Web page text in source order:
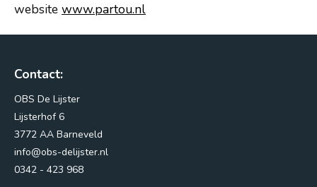
website www.partou.nl
Contact:
OBS De Lijster
Lijsterhof 6
3772 AA Barneveld
info@obs-delijster.nl
0342 - 423 968